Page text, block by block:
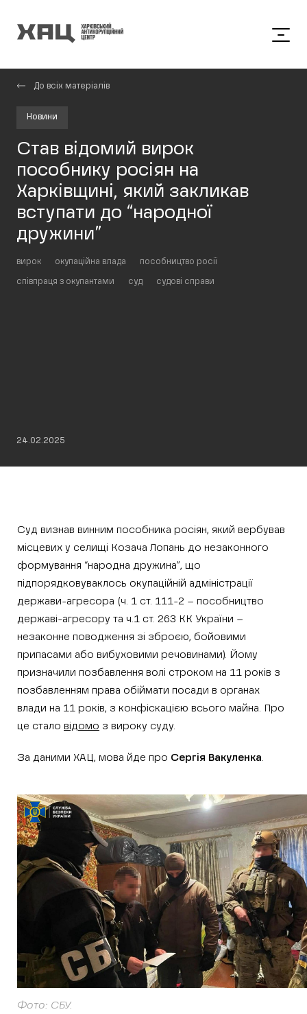
До всіх матеріалів
Новини
Став відомий вирок
пособнику росіян на
Харківщині, який закликав
вступати до “народної
дружини”
вирок окупаційна влада пособництво росії
співпраця з окупантами суд судові справи
24.02.2025
Суд визнав винним пособника росіян, який вербував
місцевих у селищі Козача Лопань до незаконного
формування “народна дружина”, що
підпорядковуваклось окупаційній адміністрації
держави-агресора (ч. 1 ст. 111-2 – пособництво
державі-агресору та ч.1 ст. 263 КК України –
незаконне поводження зі зброєю, бойовими
припасами або вибуховими речовинами). Йому
призначили позбавлення волі строком на 11 років з
позбавленням права обіймати посади в органах
влади на 11 років, з конфіскацією всього майна. Про
це стало відомо з вироку суду.
За даними ХАЦ, мова йде про Сергія Вакуленка.
Фото: СБУ.